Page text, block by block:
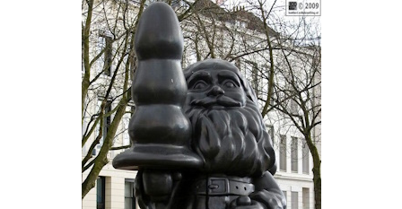
Boer
in
Schiedam